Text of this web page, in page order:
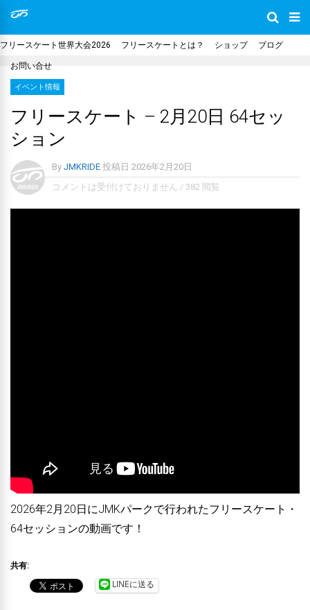
フリースケート世界大会2026 フリースケートとは？ ショップ ブログ
お問い合せ
イベント情報
フリースケート – 2月20日 64セッ
ション
By JMKRIDE 投稿日 2026年2月20日
コメントは受付けておりません / 382 閲覧
2026年2月20日にJMKパークで行われたフリースケート・
64セッションの動画です！
共有:
LINEに送る